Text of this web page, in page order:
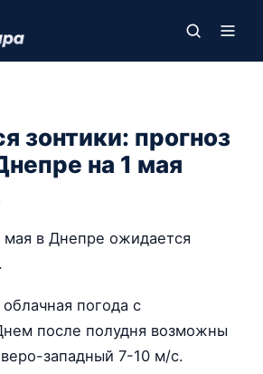
зонтики: прогноз
на 1 мая
мая в Днепре ожидается
погода с
после полудня возможны
западный 7-10 м/с.